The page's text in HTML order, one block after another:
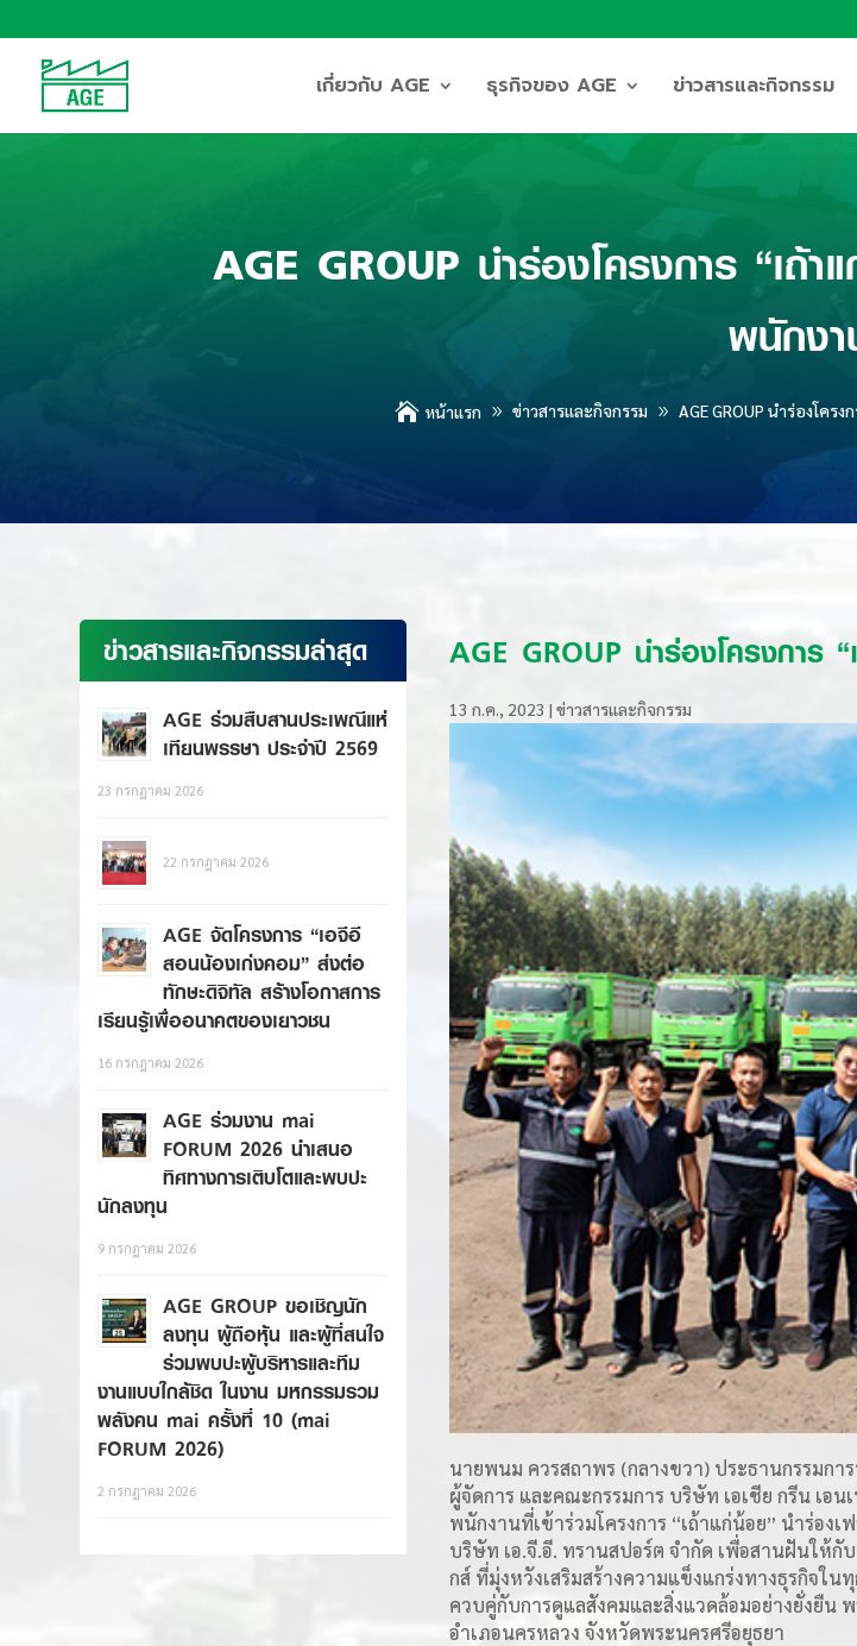
เกี่ยวกับ AGE ธุรกิจของ AGE ข่าวสารและกิจกรรม
AGE GROUP นำร่องโครงการ “เถ้
พนักง
 หน้าแรก ข่าวสารและกิจกรรม AGE GROUP นำร่องโค
ข่าวสารและกิจกรรมล่าสุด
AGE ร่วมสืบสานประเพณีแห่
เทียนพรรษา ประจำปี 2569
23 กรกฎาคม 2026
22 กรกฎาคม 2026
AGE จัดโครงการ “เอจีอี
สอนน้องเก่งคอม” ส่งต่อ
ทักษะดิจิทัล สร้างโอกาสการ
เรียนรู้เพื่ออนาคตของเยาวชน
16 กรกฎาคม 2026
AGE ร่วมงาน mai
FORUM 2026 นำเสนอ
ทิศทางการเติบโตและพบปะ
นักลงทุน
9 กรกฎาคม 2026
AGE GROUP ขอเชิญนัก
ลงทุน ผู้ถือหุ้น และผู้ที่สนใจ
ร่วมพบปะผู้บริหารและทีม
งานแบบใกล้ชิด ในงาน มหกรรมรวม
พลังคน mai ครั้งที่ 10 (mai
FORUM 2026)
2 กรกฎาคม 2026
AGE GROUP นำร่องโครงการ
13 ก.ค., 2023 | ข่าวสารและกิจกรรม
นายพนม ควรสถาพร (กลางขวา) ประธานกรรมกา
ผู้จัดการ และคณะกรรมการ บริษัท เอเชีย กรีน เอ
พนักงานที่เข้าร่วมโครงการ “เถ้าแก่น้อย” นำร่อง
บริษัท เอ.จี.อี. ทรานสปอร์ต จำกัด เพื่อสานฝันให้กั
กส์ ที่มุ่งหวังเสริมสร้างความแข็งแกร่งทางธุรกิจใ
ควบคู่กับการดูแลสังคมและสิ่งแวดล้อมอย่างยั่งยืน
อำเภอนครหลวง จังหวัดพระนครศรีอยุธยา